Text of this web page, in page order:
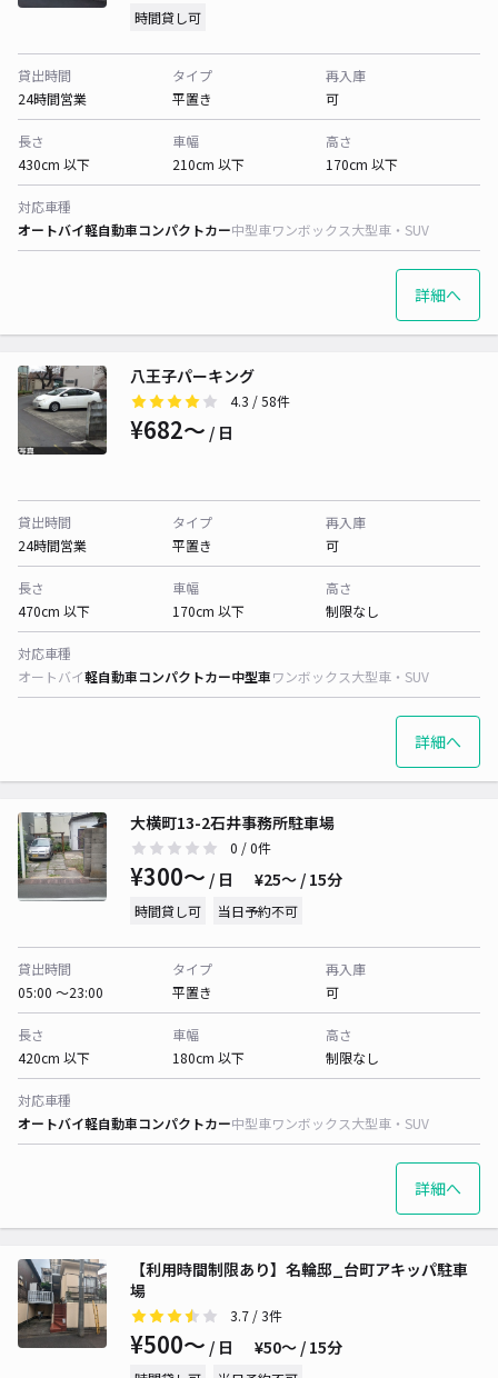
時間貸し可
貸出時間
24時間営業
タイプ
平置き
再入庫
可
長さ
430cm 以下
車幅
210cm 以下
高さ
170cm 以下
対応車種
オートバイ軽自動車コンパクトカー中型車ワンボックス大型車・SUV
詳細へ
八王子パーキング
4.3 / 58件
¥682〜 / 日
貸出時間
24時間営業
タイプ
平置き
再入庫
可
長さ
470cm 以下
車幅
170cm 以下
高さ
制限なし
対応車種
オートバイ軽自動車コンパクトカー中型車ワンボックス大型車・SUV
詳細へ
大横町13-2石井事務所駐車場
0 / 0件
¥300〜 / 日 ¥25〜 / 15分
時間貸し可 当日予約不可
貸出時間
05:00 〜23:00
タイプ
平置き
再入庫
可
長さ
420cm 以下
車幅
180cm 以下
高さ
制限なし
対応車種
オートバイ軽自動車コンパクトカー中型車ワンボックス大型車・SUV
詳細へ
【利用時間制限あり】名輪邸_台町アキッパ駐車
場
3.7 / 3件
¥500〜 / 日 ¥50〜 / 15分